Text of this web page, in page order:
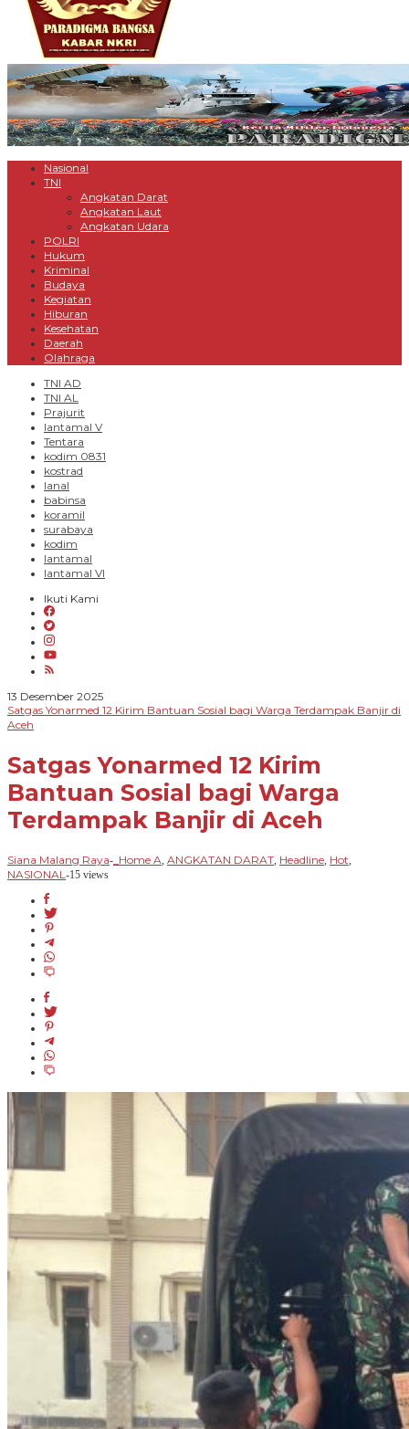
Nasional
TNI
Angkatan Darat
Angkatan Laut
Angkatan Udara
POLRI
Hukum
Kriminal
Budaya
Kegiatan
Hiburan
Kesehatan
Daerah
Olahraga
TNI AD
TNI AL
Prajurit
lantamal V
Tentara
kodim 0831
kostrad
lanal
babinsa
koramil
surabaya
kodim
lantamal
lantamal VI
Ikuti Kami
13 Desember 2025oleh
Siana
Satgas Yonarmed 12 Kirim Bantuan Sosial bagi Warga Terdampak Banjir di
Aceh
Satgas Yonarmed 12 Kirim
Bantuan Sosial bagi Warga
Terdampak Banjir di Aceh
Siana Malang Raya- _Home A, ANGKATAN DARAT, Headline, Hot,
NASIONAL -15 views